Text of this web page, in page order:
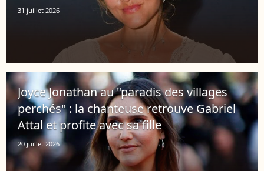
31 juillet 2026
Joyce Jonathan au "paradis des villages
perchés" : la chanteuse retrouve Gabriel
Attal et profite avec sa fille
20 juillet 2026